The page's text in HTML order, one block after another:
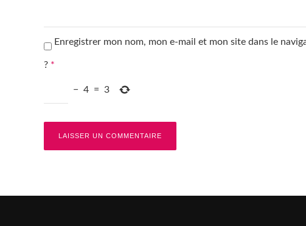
Enregistrer mon nom, mon e-mail et mon site dans le
? *
− 4 = 3